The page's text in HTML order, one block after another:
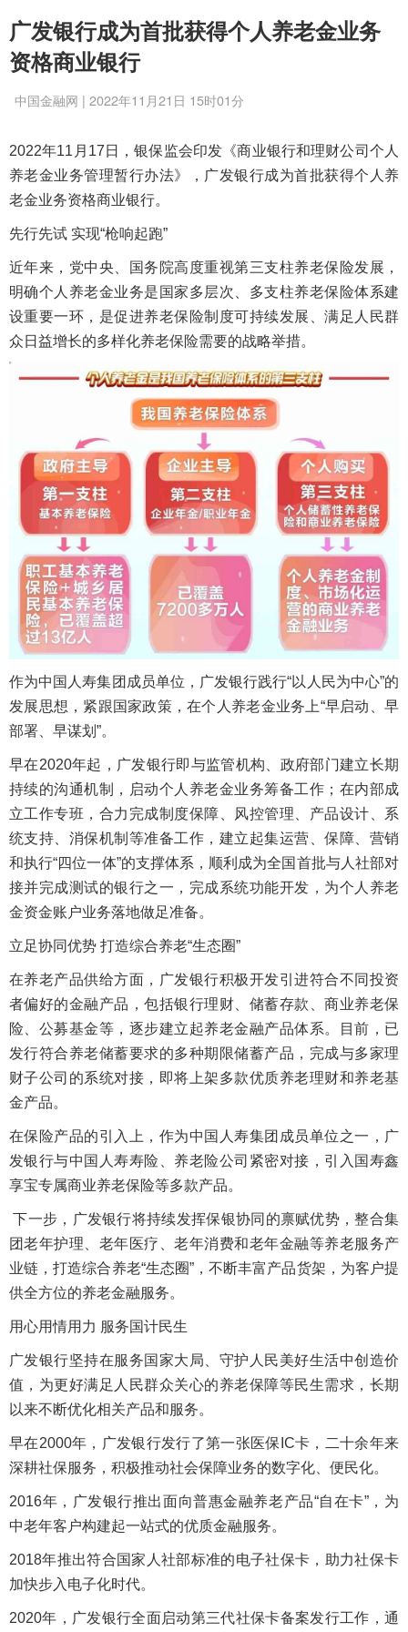
广发银行成为首批获得个人养老金业务
资格商业银行
中国金融网 | 2022年11月21日 15时01分
2022年11月17日，银保监会印发《商业银行和理财公司个人
养老金业务管理暂行办法》，广发银行成为首批获得个人养
老金业务资格商业银行。
先行先试 实现“枪响起跑”
近年来，党中央、国务院高度重视第三支柱养老保险发展，
明确个人养老金业务是国家多层次、多支柱养老保险体系建
设重要一环，是促进养老保险制度可持续发展、满足人民群
众日益增长的多样化养老保险需要的战略举措。
作为中国人寿集团成员单位，广发银行践行“以人民为中心”的
发展思想，紧跟国家政策，在个人养老金业务上“早启动、早
部署、早谋划”。
早在2020年起，广发银行即与监管机构、政府部门建立长期
持续的沟通机制，启动个人养老金业务筹备工作；在内部成
立工作专班，合力完成制度保障、风控管理、产品设计、系
统支持、消保机制等准备工作，建立起集运营、保障、营销
和执行“四位一体”的支撑体系，顺利成为全国首批与人社部对
接并完成测试的银行之一，完成系统功能开发，为个人养老
金资金账户业务落地做足准备。
立足协同优势 打造综合养老“生态圈”
在养老产品供给方面，广发银行积极开发引进符合不同投资
者偏好的金融产品，包括银行理财、储蓄存款、商业养老保
险、公募基金等，逐步建立起养老金融产品体系。目前，已
发行符合养老储蓄要求的多种期限储蓄产品，完成与多家理
财子公司的系统对接，即将上架多款优质养老理财和养老基
金产品。
在保险产品的引入上，作为中国人寿集团成员单位之一，广
发银行与中国人寿寿险、养老险公司紧密对接，引入国寿鑫
享宝专属商业养老保险等多款产品。
下一步，广发银行将持续发挥保银协同的禀赋优势，整合集
团老年护理、老年医疗、老年消费和老年金融等养老服务产
业链，打造综合养老“生态圈”，不断丰富产品货架，为客户提
供全方位的养老金融服务。
用心用情用力 服务国计民生
广发银行坚持在服务国家大局、守护人民美好生活中创造价
值，为更好满足人民群众关心的养老保障等民生需求，长期
以来不断优化相关产品和服务。
早在2000年，广发银行发行了第一张医保IC卡，二十余年来
深耕社保服务，积极推动社会保障业务的数字化、便民化。
2016年，广发银行推出面向普惠金融养老产品“自在卡”，为
中老年客户构建起一站式的优质金融服务。
2018年推出符合国家人社部标准的电子社保卡，助力社保卡
加快步入电子化时代。
2020年，广发银行全面启动第三代社保卡备案发行工作，通